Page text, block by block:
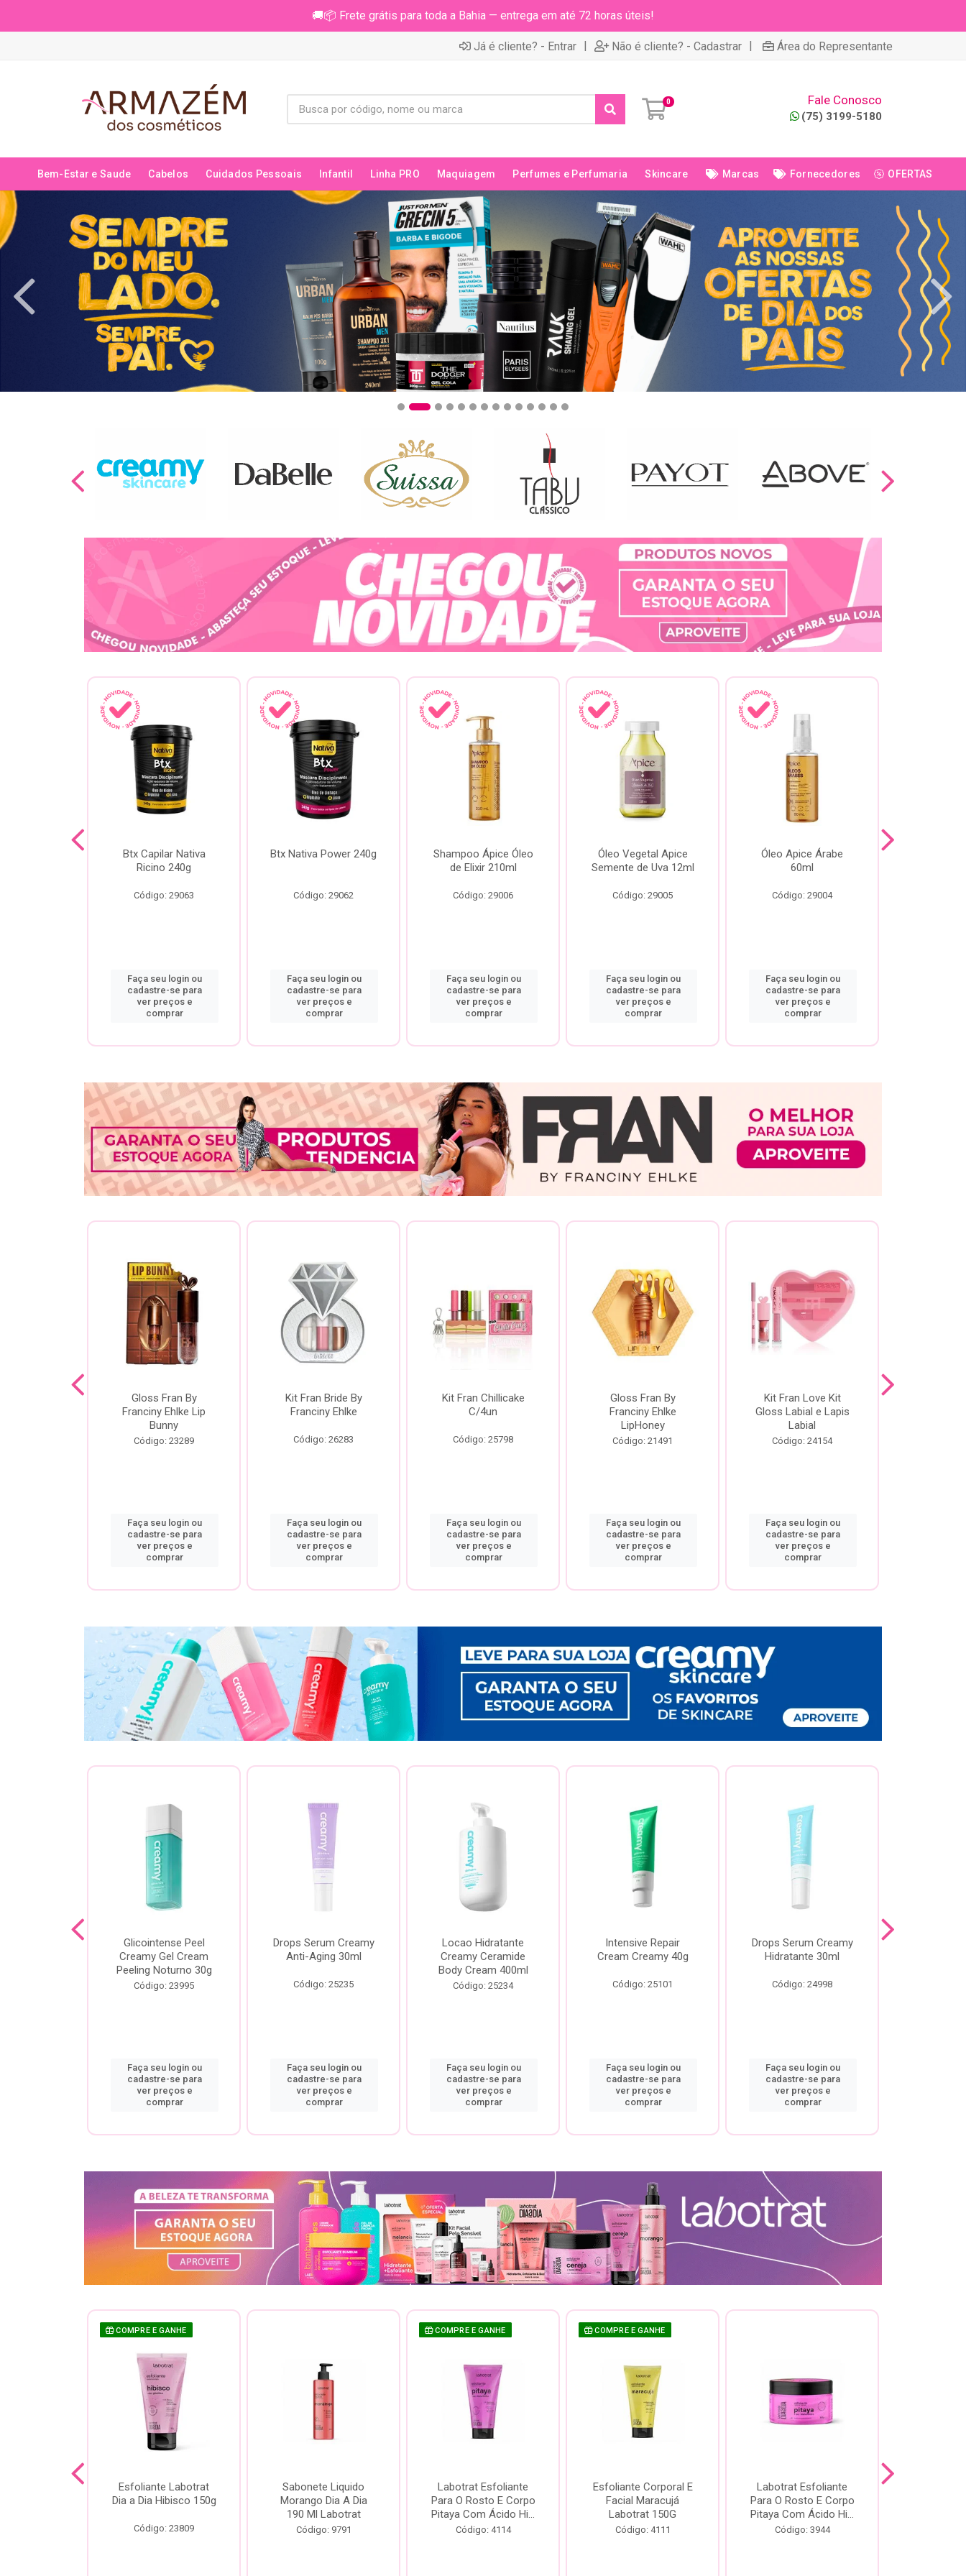
🚚📦 Frete grátis para toda a Bahia — entrega em até 72 horas úteis!
Já é cliente? - Entrar | Não é cliente? - Cadastrar | Área do Representante
0 Fale Conosco
(75) 3199-5180
Bem-Estar e Saude Cabelos Cuidados Pessoais Infantil Linha PRO Maquiagem Perfumes e Perfumaria Skincare Marcas Fornecedores OFERTAS
Btx Capilar Nativa
Ricino 240g
Código: 29063
Faça seu login ou
cadastre-se para
ver preços e
comprar
Btx Nativa Power 240g
Código: 29062
Faça seu login ou
cadastre-se para
ver preços e
comprar
Shampoo Ápice Óleo
de Elixir 210ml
Código: 29006
Faça seu login ou
cadastre-se para
ver preços e
comprar
Óleo Vegetal Apice
Semente de Uva 12ml
Código: 29005
Faça seu login ou
cadastre-se para
ver preços e
comprar
Óleo Apice Árabe
60ml
Código: 29004
Faça seu login ou
cadastre-se para
ver preços e
comprar
Gloss Fran By
Franciny Ehlke Lip
Bunny
Código: 23289
Faça seu login ou
cadastre-se para
ver preços e
comprar
Kit Fran Bride By
Franciny Ehlke
Código: 26283
Faça seu login ou
cadastre-se para
ver preços e
comprar
Kit Fran Chillicake
C/4un
Código: 25798
Faça seu login ou
cadastre-se para
ver preços e
comprar
Gloss Fran By
Franciny Ehlke
LipHoney
Código: 21491
Faça seu login ou
cadastre-se para
ver preços e
comprar
Kit Fran Love Kit
Gloss Labial e Lapis
Labial
Código: 24154
Faça seu login ou
cadastre-se para
ver preços e
comprar
Glicointense Peel
Creamy Gel Cream
Peeling Noturno 30g
Código: 23995
Faça seu login ou
cadastre-se para
ver preços e
comprar
Drops Serum Creamy
Anti-Aging 30ml
Código: 25235
Faça seu login ou
cadastre-se para
ver preços e
comprar
Locao Hidratante
Creamy Ceramide
Body Cream 400ml
Código: 25234
Faça seu login ou
cadastre-se para
ver preços e
comprar
Intensive Repair
Cream Creamy 40g
Código: 25101
Faça seu login ou
cadastre-se para
ver preços e
comprar
Drops Serum Creamy
Hidratante 30ml
Código: 24998
Faça seu login ou
cadastre-se para
ver preços e
comprar
COMPRE E GANHE
Esfoliante Labotrat
Dia a Dia Hibisco 150g
Código: 23809
Sabonete Liquido
Morango Dia A Dia
190 Ml Labotrat
Código: 9791
COMPRE E GANHE
Labotrat Esfoliante
Para O Rosto E Corpo
Pitaya Com Ácido Hi...
Código: 4114
COMPRE E GANHE
Esfoliante Corporal E
Facial Maracujá
Labotrat 150G
Código: 4111
Labotrat Esfoliante
Para O Rosto E Corpo
Pitaya Com Ácido Hi...
Código: 3944